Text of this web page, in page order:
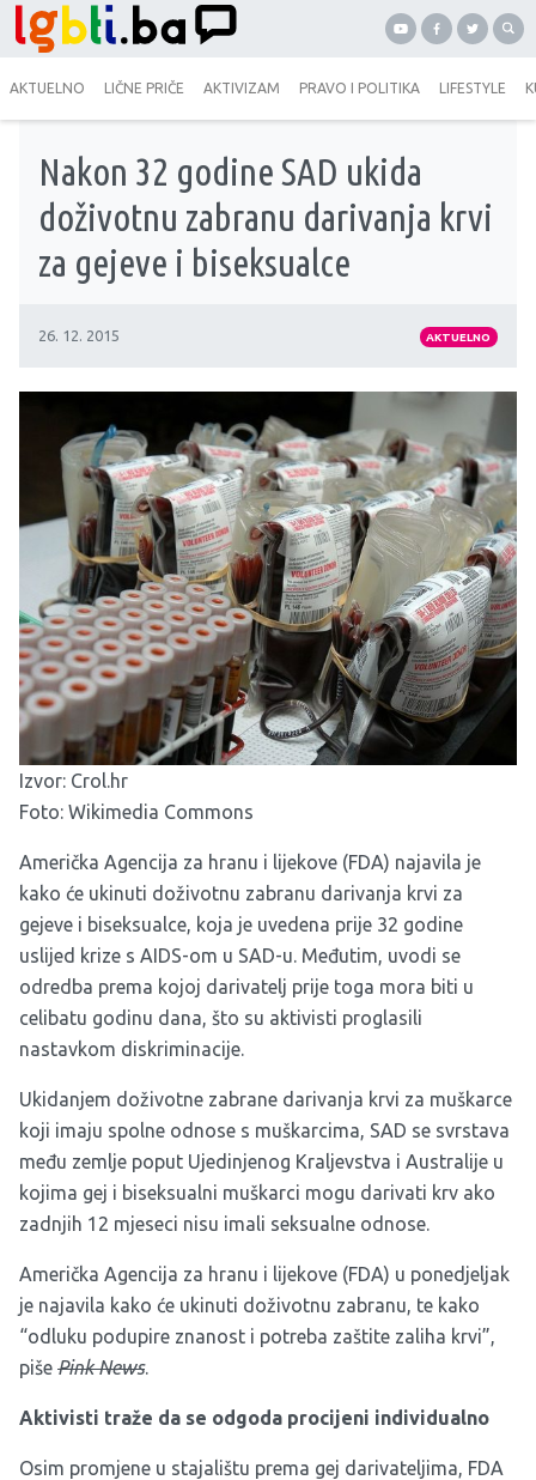
AKTUELNO LIČNE PRIČE AKTIVIZAM PRAVO I POLITIKA LIFESTYLE
Nakon 32 godine SAD ukida
doživotnu zabranu darivanja krvi
za gejeve i biseksualce
26. 12. 2015 AKTUELNO
Izvor: Crol.hr
Foto: Wikimedia Commons
Američka Agencija za hranu i lijekove (FDA) najavila je
kako će ukinuti doživotnu zabranu darivanja krvi za
gejeve i biseksualce, koja je uvedena prije 32 godine
uslijed krize s AIDS-om u SAD-u. Međutim, uvodi se
odredba prema kojoj darivatelj prije toga mora biti u
celibatu godinu dana, što su aktivisti proglasili
nastavkom diskriminacije.
Ukidanjem doživotne zabrane darivanja krvi za muškarce
koji imaju spolne odnose s muškarcima, SAD se svrstava
među zemlje poput Ujedinjenog Kraljevstva i Australije u
kojima gej i biseksualni muškarci mogu darivati krv ako
zadnjih 12 mjeseci nisu imali seksualne odnose.
Američka Agencija za hranu i lijekove (FDA) u ponedjeljak
je najavila kako će ukinuti doživotnu zabranu, te kako
“odluku podupire znanost i potreba zaštite zaliha krvi”,
piše Pink News.
Aktivisti traže da se odgoda procijeni individualno
Osim promjene u stajalištu prema gej darivateljima, FDA